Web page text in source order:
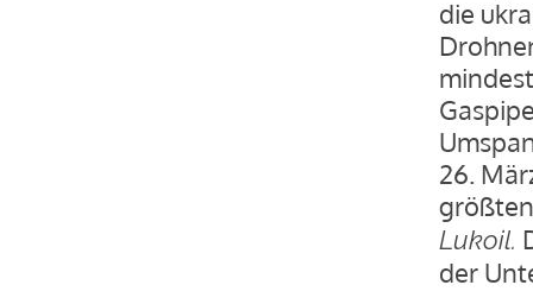
die
26.
Lukoil.
der